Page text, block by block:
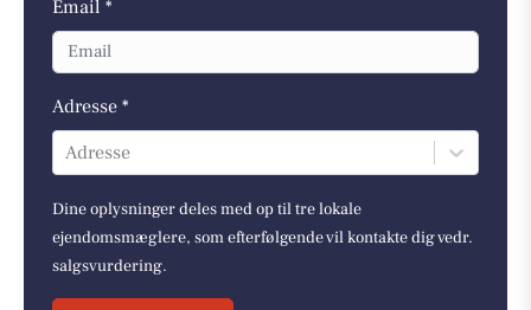
Email *
Adresse *
Adresse
Dine oplysninger deles med op til tre lokale
ejendomsmæglere, som efterfølgende vil kontakte dig vedr.
salgsvurdering.